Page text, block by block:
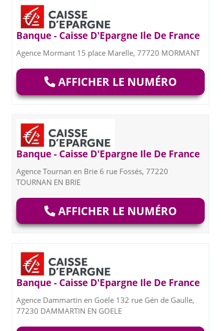
Banque - Caisse D'Epargne Ile De France
Agence Mormant 15 place Marelle, 77720 MORMANT
AFFICHER LE NUMÉRO
Banque - Caisse D'Epargne Ile De France
Agence Tournan en Brie 6 rue Fossés, 77220
TOURNAN EN BRIE
AFFICHER LE NUMÉRO
Banque - Caisse D'Epargne Ile De France
Agence Dammartin en Goële 132 rue Gén de Gaulle,
77230 DAMMARTIN EN GOELE